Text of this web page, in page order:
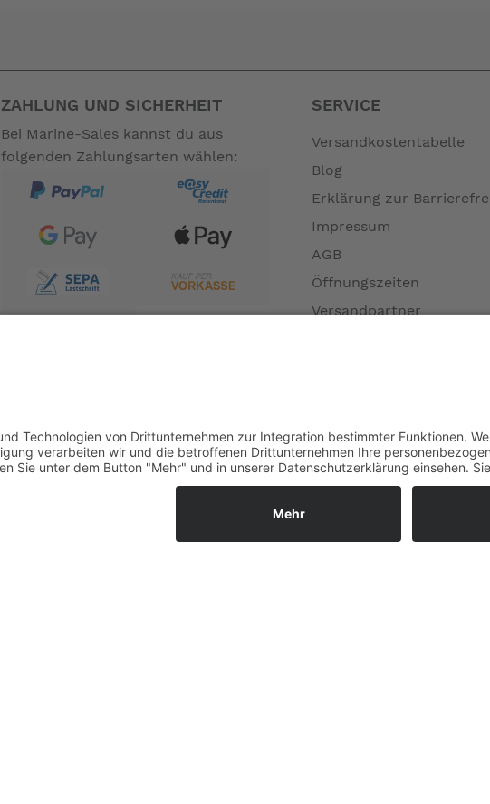
ZAHLUNG UND SICHERHEIT
Bei Marine-Sales kannst du aus
folgenden Zahlungsarten wählen:
SERVICE
Versandkostentabelle
Blog
Erklärung zur
Impressum
AGB
Öffnungszeiten
Versandpartner
Widerrufsrecht MS
Widerrufsrecht bei
Widerrufsrecht bei